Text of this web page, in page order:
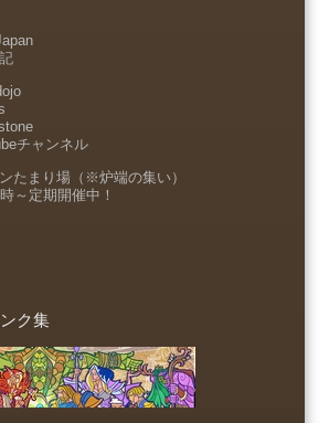
チャンネル
たまり場（※炉端の集い）
～定期開催中！
ク集